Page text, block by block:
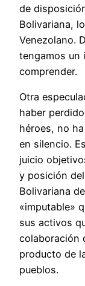
de
Bolivariana,
Venezolano.
tengamos un
comprender.
Otra
haber
héroes, no
en silencio.
juicio
y posición
Bolivariana
«imputable»
sus activos
colaboración
producto de
pueblos.